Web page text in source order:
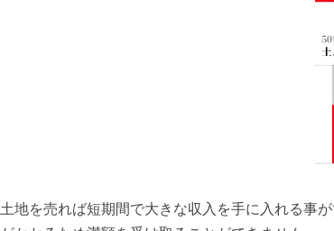
土地を売れば短期間で大きな収入を手に入れる事